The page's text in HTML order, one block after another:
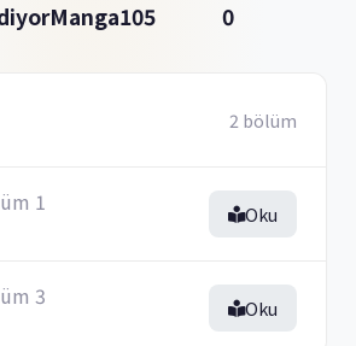
Manga105 0
2 bölüm
1 Oku
3 Oku